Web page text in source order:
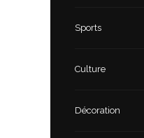
Sports
Culture
Décoration